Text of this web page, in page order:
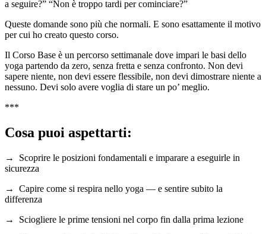
a seguire?” “Non è troppo tardi per cominciare?”
Queste domande sono più che normali. E sono esattamente il motivo
per cui ho creato questo corso.
Il Corso Base è un percorso settimanale dove impari le basi dello
yoga partendo da zero, senza fretta e senza confronto. Non devi
sapere niente, non devi essere flessibile, non devi dimostrare niente a
nessuno. Devi solo avere voglia di stare un po’ meglio.
***
Cosa puoi aspettarti:
→ Scoprire le posizioni fondamentali e imparare a eseguirle in
sicurezza
→ Capire come si respira nello yoga — e sentire subito la
differenza
→ Sciogliere le prime tensioni nel corpo fin dalla prima lezione